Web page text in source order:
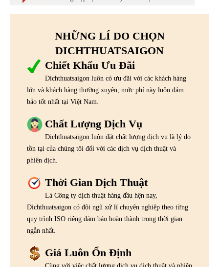
NHỮNG LÍ DO CHỌN
DICHTHUATSAIGON
Chiết Khấu Ưu Đãi
Dichthuatsaigon luôn có ưu đãi với các khách hàng
lớn và khách hàng thường xuyên, mức phí này luôn đảm
bảo tốt nhất tại Việt Nam.
Chất Lượng Dịch Vụ
Dichthuatsaigon luôn đặt chất lượng dịch vụ là lý do
tồn tại của chúng tôi đối với các dịch vụ dịch thuật và
phiên dịch.
Thời Gian Dịch Thuật
Là Công ty dịch thuật hàng đầu hện nay,
Dichthuatsaigon có đội ngũ xử lí chuyên nghiệp theo từng
quy trình ISO riêng đảm bảo hoàn thành trong thời gian
ngắn nhất.
Giá Luôn Ổn Định